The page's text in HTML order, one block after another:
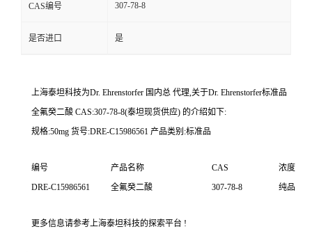
CAS编号 307-78-8
是否进口 是
上海泰坦科技为Dr. Ehrenstorfer 国内总 代理,关于Dr. Ehrenstorfer标准品
全氟癸二酸 CAS:307-78-8(泰坦现货供应) 的介绍如下:
规格:50mg 货号:DRE-C15986561 产品类别:标准品
编号 产品名称 CAS
浓度
DRE-C15986561
全氟癸二酸 307-78-8 纯品
更多信息请参考上海泰坦科技的探索平台 !